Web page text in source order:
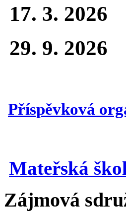
17. 3. 2026
29. 9. 2026
Příspěvková
Mateřská
Zájmová